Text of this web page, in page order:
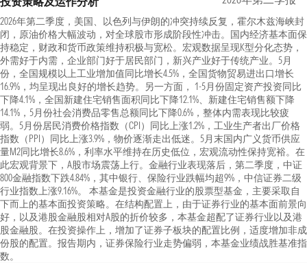
2026年第二季度，美国、以色列与伊朗的冲突持续反复，霍尔木兹海峡封
闭，原油价格大幅波动，对全球股市形成阶段性冲击。国内经济基本面保
持稳定，财政和货币政策维持积极与宽松。宏观数据呈现K型分化态势，
外需好于内需，企业部门好于居民部门，新兴产业好于传统产业。5月
份，全国规模以上工业增加值同比增长4.5%，全国货物贸易进出口增长
16.9%，均呈现出良好的增长趋势。另一方面， 1-5月份固定资产投资同比
下降4.1%，全国新建住宅销售面积同比下降12.1%、新建住宅销售额下降
14.1%，5月份社会消费品零售总额同比下降0.6%，整体内需表现比较疲
弱。5月份居民消费价格指数（CPI）同比上涨1.2%，工业生产者出厂价格
指数（PPI）同比上涨3.9%，物价逐渐走出低迷。5月末国内广义货币供应
量M2同比增长8.6%，利率水平维持在历史低位，宏观流动性保持宽裕。在
此宏观背景下，A股市场震荡上行。金融行业表现落后，第二季度，中证
800金融指数下跌4.84%，其中银行、保险行业跌幅均超9%，中信证券二级
行业指数上涨9.16%。 本基金是投资金融行业的股票型基金，主要采取自
下而上的基本面投资策略。在结构配置上，由于证券行业的基本面前景向
好，以及港股金融股相对A股的折价较多，本基金超配了证券行业以及港
股金融股。在投资操作上，增加了证券子板块的配置比例，适度增加非成
份股的配置。报告期内，证券保险行业走势偏弱，本基金业绩战胜基准指
数。